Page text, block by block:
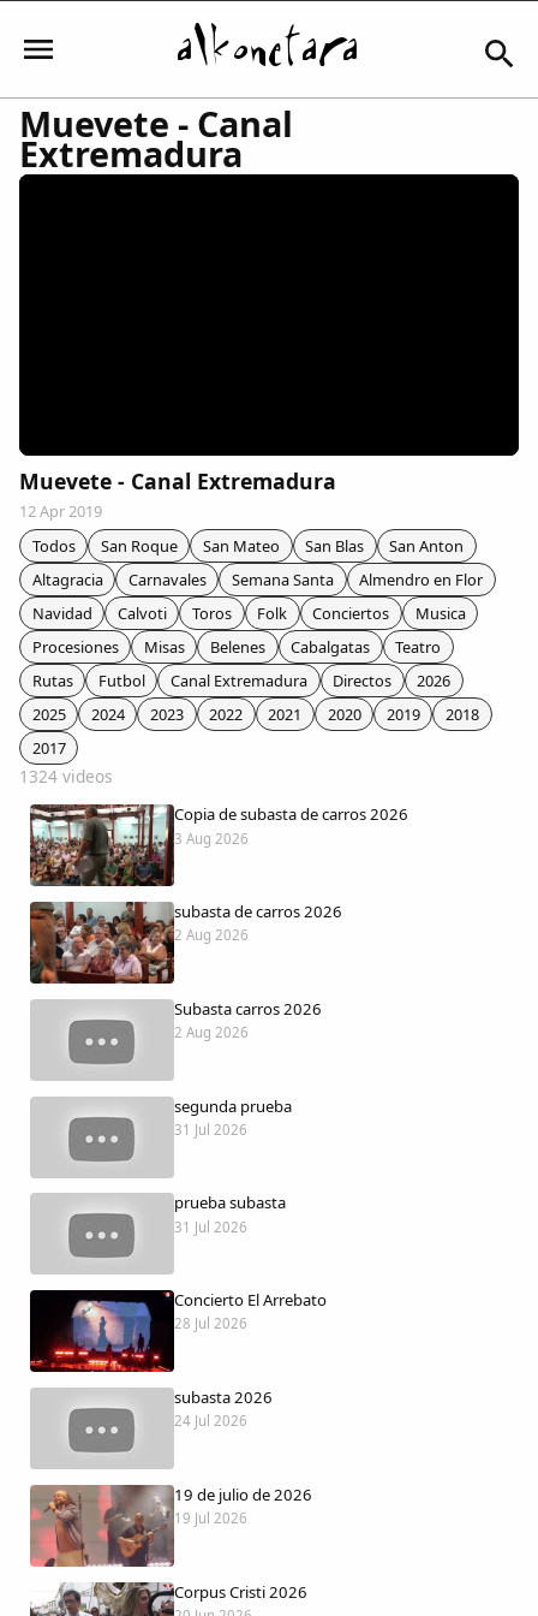
Iniciar sesión
Comunidad
Colaboradores
AlkoTV
Biblioteca
Periódico Alconétar
Foros
Idiosincrasia
Diccionario
Traductor
Dichos
Cancionero Local
Apodos
Peñas
La palra
Modo oscuro
Muevete - Canal
Extremadura
Muevete - Canal Extremadura
12 Apr 2019
Todos
San Roque San Mateo San Blas
San Anton
Altagracia
Carnavales Semana Santa
Almendro en Flor
Navidad
Calvoti Toros Folk Conciertos
Musica
Procesiones
Misas Belenes Cabalgatas
Teatro
Rutas
Futbol Canal Extremadura Directos
2026
2025
2024 2023 2022 2021 2020 2019
2018
2017
1324 videos
Copia de subasta de carros 2026
3 Aug 2026
subasta de carros 2026
2 Aug 2026
Subasta carros 2026
2 Aug 2026
segunda prueba
31 Jul 2026
prueba subasta
31 Jul 2026
Concierto El Arrebato
28 Jul 2026
subasta 2026
24 Jul 2026
19 de julio de 2026
19 Jul 2026
Corpus Cristi 2026